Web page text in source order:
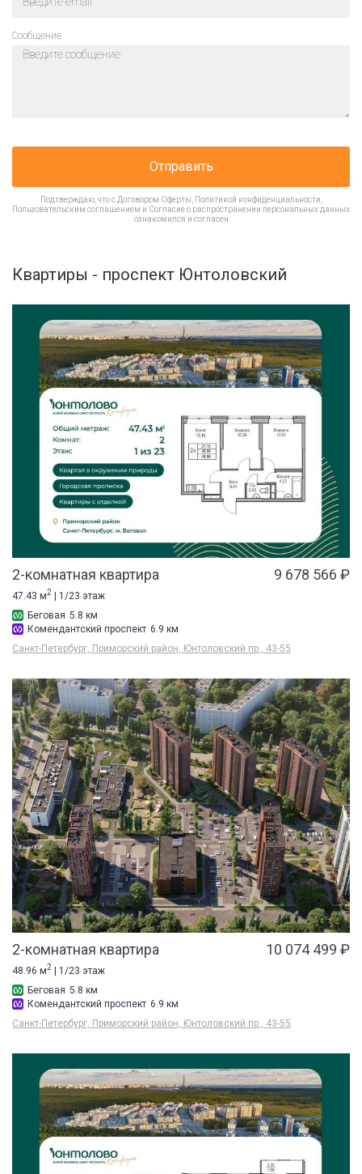
Cообщение
Отправить
Подтверждаю, что с Договором Оферты Политикой конфиденциальности
Пользовательским соглашением и Согласие о распространении персональных данных
ознакомился и согласен
Квартиры - проспект Юнтоловский
2-комнатная квартира 9 678 566 ₽
47.43 м2
| 1/23 этаж
Беговая 5.8 км
Комендантский проспект 6.9 км
Санкт-Петербург, Приморский район, Юнтоловский пр., 43-55
2-комнатная квартира 10 074 499 ₽
48.96 м2 | 1/23 этаж
Беговая 5.8 км
Комендантский проспект 6.9 км
Санкт-Петербург, Приморский район, Юнтоловский пр., 43-55